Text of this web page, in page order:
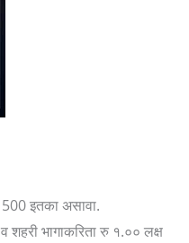
500 इतका असावा.
शहरी भागाकरिता रु १.०० लक्ष